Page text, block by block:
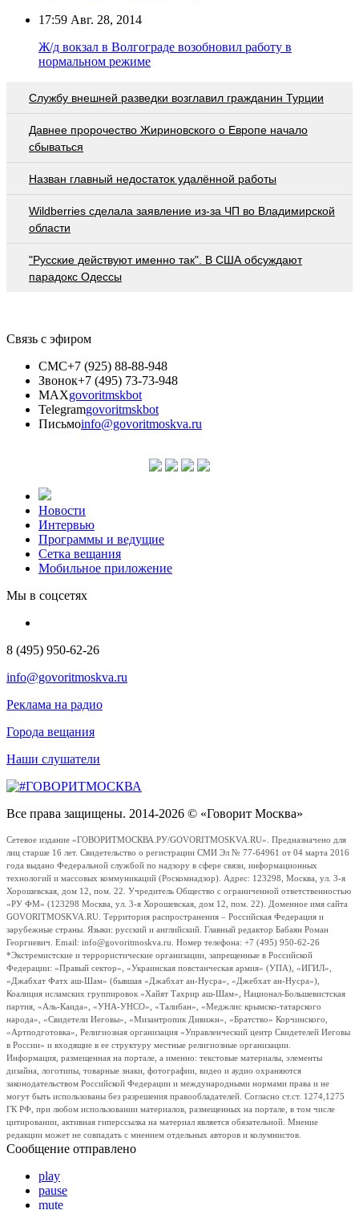
17:59 Авг. 28, 2014
Ж/д вокзал в Волгограде возобновил работу в
нормальном режиме
Службу внешней разведки возглавил гражданин Турции
Давнее пророчество Жириновского о Европе начало
сбываться
Назван главный недостаток удалённой работы
Wildberries cделала заявление из-за ЧП во Владимирской
области
"Русские действуют именно так". В США обсуждают
парадокс Одессы
Связь с эфиром
СМС+7 (925) 88-88-948
Звонок+7 (495) 73-73-948
MAXgovoritmskbot
Telegramgovoritmskbot
Письмоinfo@govoritmoskva.ru
Новости
Интервью
Программы и ведущие
Сетка вещания
Мобильное приложение
Мы в соцсетях
8 (495) 950-62-26
info@govoritmoskva.ru
Реклама на радио
Города вещания
Наши слушатели
Все права защищены. 2014-2026 © «Говорит Москва»
Сетевое издание «ГОВОРИТМОСКВА.РУ/GOVORITMOSKVA.RU». Предназначено для
лиц старше 16 лет. Свидетельство о регистрации СМИ Эл № 77-64961 от 04 марта 2016
года выдано Федеральной службой по надзору в сфере связи, информационных
технологий и массовых коммуникаций (Роскомнадзор). Адрес: 123298, Москва, ул. 3-я
Хорошевская, дом 12, пом. 22. Учредитель Общество с ограниченной ответственностью
«РУ ФМ» (123298 Москва, ул. 3-я Хорошевская, дом 12, пом. 22). Доменное имя сайта
GOVORITMOSKVA.RU. Территория распространения – Российская Федерация и
зарубежные страны. Языки: русский и английский. Главный редактор Бабаян Роман
Георгиевич. Email: info@govoritmoskva.ru. Номер телефона: +7 (495) 950-62-26
*Экстремистские и террористические организации, запрещенные в Российской
Федерации: «Правый сектор», «Украинская повстанческая армия» (УПА), «ИГИЛ»,
«Джабхат Фатх аш-Шам» (бывшая «Джабхат ан-Нусра», «Джебхат ан-Нусра»),
Коалиция исламских группировок «Хайят Тахрир аш-Шам», Национал-Большевистская
партия, «Аль-Каида», «УНА-УНСО», «Талибан», «Меджлис крымско-татарского
народа», «Свидетели Иеговы», «Мизантропик Дивижн», «Братство» Корчинского,
«Артподготовка», Религиозная организация «Управленческий центр Свидетелей Иеговы
в России» и входящие в ее структуру местные религиозные организации.
Информация, размещенная на портале, а именно: текстовые материалы, элементы
дизайна, логотипы, товарные знаки, фотографии, видео и аудио охраняются
законодательством Российской Федерации и международными нормами права и не
могут быть использованы без разрешения правообладателей. Согласно ст.ст. 1274,1275
ГК РФ, при любом использовании материалов, размещенных на портале, в том числе
цитировании, активная гиперссылка на материал является обязательной. Мнение
редакции может не совпадать с мнением отдельных авторов и колумнистов.
Сообщение отправлено
play
pause
mute